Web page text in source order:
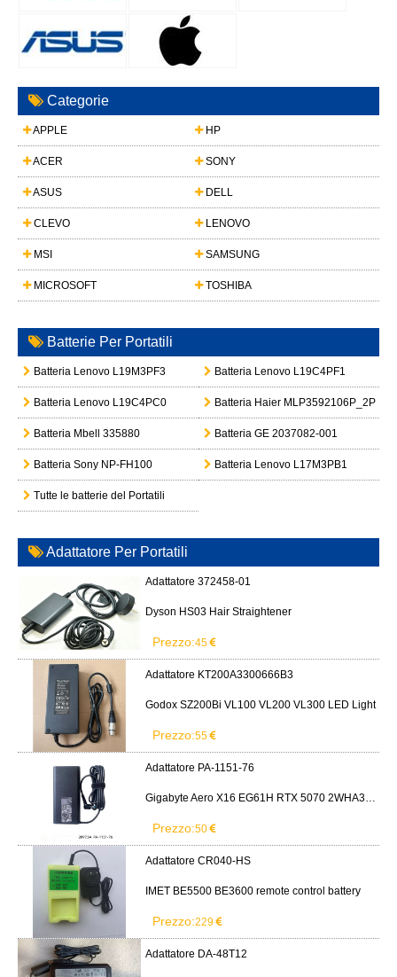
Categorie
APPLE HP
ACER SONY
ASUS DELL
CLEVO LENOVO
MSI SAMSUNG
MICROSOFT TOSHIBA
Batterie Per Portatili
Batteria Lenovo L19M3PF3 Batteria Lenovo L19C4PF1
Batteria Lenovo L19C4PC0 Batteria Haier MLP3592106P_2P
Batteria Mbell 335880 Batteria GE 2037082-001
Batteria Sony NP-FH100 Batteria Lenovo L17M3PB1
Tutte le batterie del Portatili
Adattatore Per Portatili
Adattatore 372458-01
Dyson HS03 Hair Straightener
Prezzo:45
Adattatore KT200A3300666B3
Godox SZ200Bi VL100 VL200 VL300 LED Light
Prezzo:55
Adattatore PA-1151-76
Gigabyte Aero X16 EG61H RTX 5070 2WHA3USC64AH LITEON PA-1151-76 150W adapter
Prezzo:50
Adattatore CR040-HS
IMET BE5500 BE3600 remote control battery
Prezzo:229
Adattatore DA-48T12